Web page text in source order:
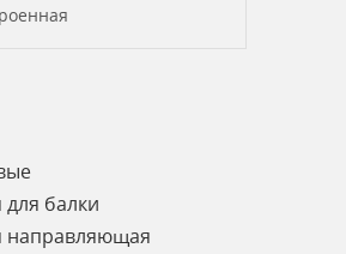
балки
направляющая